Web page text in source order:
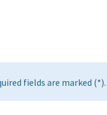
fields are marked (*).